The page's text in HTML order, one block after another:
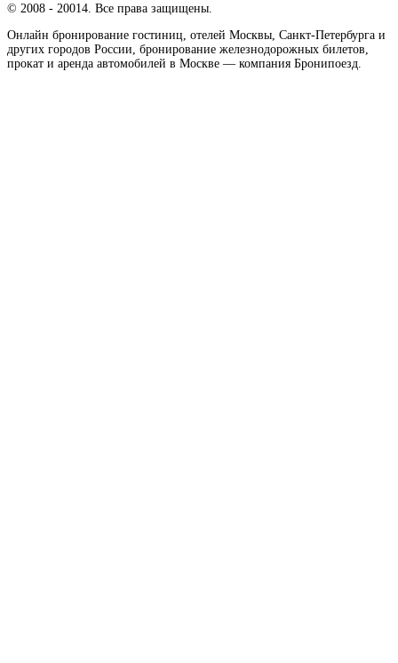
© 2008 - 20014. Все права защищены.
Онлайн бронирование гостиниц, отелей Москвы, Санкт-Петербурга и
других городов России, бронирование железнодорожных билетов,
прокат и аренда автомобилей в Москве — компания Бронипоезд.